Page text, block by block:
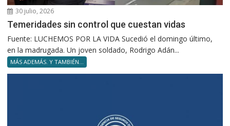
30 julio, 2026
Temeridades sin control que cuestan vidas
Fuente: LUCHEMOS POR LA VIDA Sucedió el domingo último,
en la madrugada. Un joven soldado, Rodrigo Adán...
MÁS ADEMÁS. Y TAMBIÉN...